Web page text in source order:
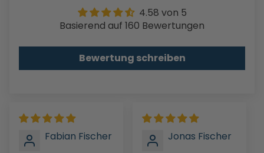
4.58 von 5
Basierend auf 160 Bewertungen
Bewertung schreiben
Fabian Fischer Jonas Fischer